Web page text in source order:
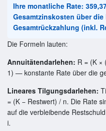
Ihre monatliche Rate:
Gesamtzinskosten über die
Gesamtrückzahlung (inkl.
Die Formeln lauten:
Annuitätendarlehen: R = (K ×
1) — konstante Rate über die
Lineares Tilgungsdarlehen:
= (K − Restwert) / n. Die Rate
auf die verbleibende
i.